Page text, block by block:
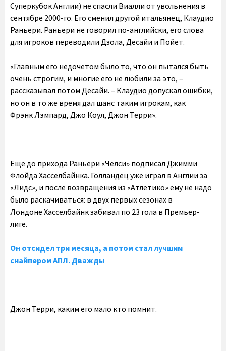
Суперкубок Англии) не спасли Виалли от увольнения в
сентябре 2000-го. Его сменил другой итальянец, Клаудио
Раньери. Раньери не говорил по-английски, его слова
для игроков переводили Дзола, Десайи и Пойет.
«Главным его недочетом было то, что он пытался быть
очень строгим, и многие его не любили за это, –
рассказывал потом Десайи. – Клаудио допускал ошибки,
но он в то же время дал шанс таким игрокам, как
Фрэнк Лэмпард, Джо Коул, Джон Терри».
Еще до прихода Раньери «Челси» подписал Джимми
Флойда Хасселбайнка. Голландец уже играл в Англии за
«Лидс», и после возвращения из «Атлетико» ему не надо
было раскачиваться: в двух первых сезонах в
Лондоне Хасселбайнк забивал по 23 гола в Премьер-
лиге.
Он отсидел три месяца, а потом стал лучшим
снайпером АПЛ. Дважды
Джон Терри, каким его мало кто помнит.